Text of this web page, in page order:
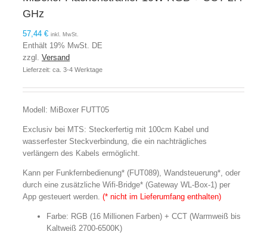
GHz
57,44 € inkl. MwSt.
Enthält 19% MwSt. DE
zzgl. Versand
Lieferzeit: ca. 3-4 Werktage
Modell: MiBoxer FUTT05
Exclusiv bei MTS: Steckerfertig mit 100cm Kabel und
wasserfester Steckverbindung, die ein nachträgliches
verlängern des Kabels ermöglicht.
Kann per Funkfernbedienung* (FUT089), Wandsteuerung*, oder
durch eine zusätzliche Wifi-Bridge* (Gateway WL-Box-1) per
App gesteuert werden. (* nicht im Lieferumfang enthalten)
Farbe: RGB (16 Millionen Farben) + CCT (Warmweiß bis
Kaltweiß 2700-6500K)